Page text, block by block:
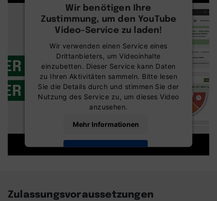
Wir benötigen Ihre
Zustimmung, um den YouTube
Video-Service zu laden!
Wir verwenden einen Service eines
Drittanbieters, um Videoinhalte
einzubetten. Dieser Service kann Daten
zu Ihren Aktivitäten sammeln. Bitte lesen
Sie die Details durch und stimmen Sie der
Nutzung des Service zu, um dieses Video
anzusehen.
Mehr Informationen
Akzeptieren
Zulassungsvoraussetzungen